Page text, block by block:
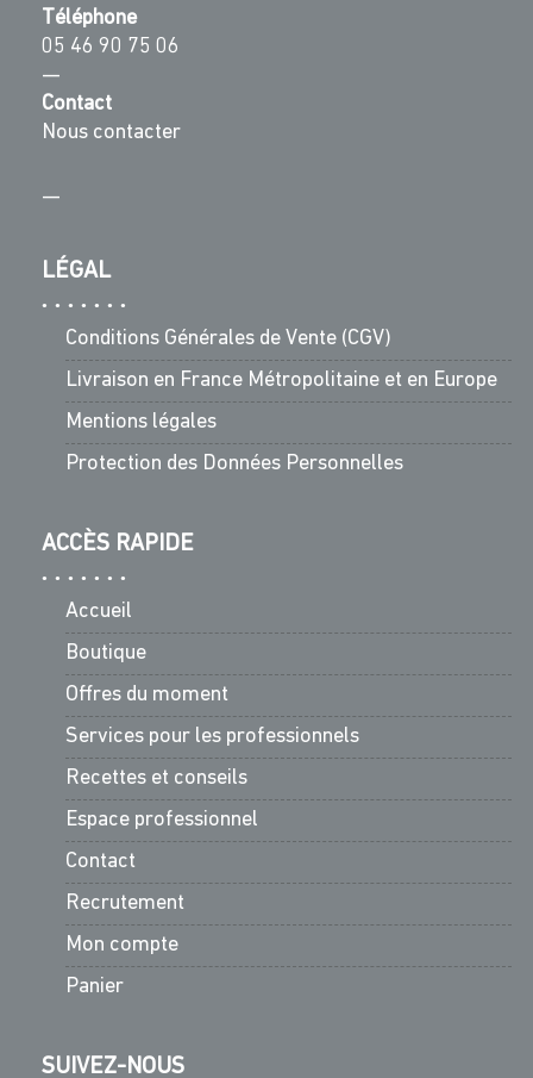
Téléphone
05 46 90 75 06
—
Contact
Nous contacter
—
LÉGAL
Conditions Générales de Vente (CGV)
Livraison en France Métropolitaine et en Europe
Mentions légales
Protection des Données Personnelles
ACCÈS RAPIDE
Accueil
Boutique
Offres du moment
Services pour les professionnels
Recettes et conseils
Espace professionnel
Contact
Recrutement
Mon compte
Panier
SUIVEZ-NOUS